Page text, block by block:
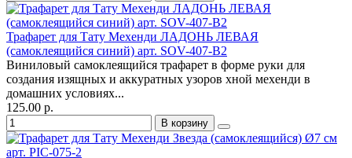
Трафарет для Тату Мехенди ЛАДОНЬ ЛЕВАЯ
(самоклеящийся синий) арт. SOV-407-B2
Виниловый самоклеящийся трафарет в форме руки для
создания изящных и аккуратных узоров хной мехенди в
домашних условиях...
125.00 р.
В корзину